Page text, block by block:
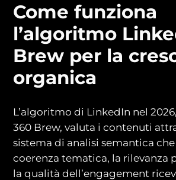
Come funziona
l’algoritmo
Brew per la
organica
L’algoritmo di LinkedIn nel
360 Brew, valuta i contenuti
sistema di analisi semantica
coerenza tematica, la rilevanza
la qualità dell’engagement